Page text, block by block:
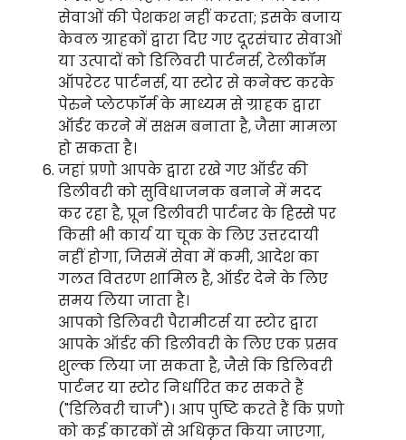
सेवाओं की पेशकश नहीं करता; इसके बजाय
केवल ग्राहकों द्वारा दिए गए दूरसंचार सेवाओं
या उत्पादों को डिलिवरी पार्टनर्स, टेलीकॉम
ऑपरेटर पार्टनर्स, या स्टोर से कनेक्ट करके
पेरुने प्लेटफॉर्म के माध्यम से ग्राहक द्वारा
ऑर्डर करने में सक्षम बनाता है, जैसा मामला
हो सकता है।
जहां प्रणो आपके द्वारा रखे गए ऑर्डर की
डिलीवरी को सुविधाजनक बनाने में मदद
कर रहा है, प्रून डिलीवरी पार्टनर के हिस्से पर
किसी भी कार्य या चूक के लिए उत्तरदायी
नहीं होगा, जिसमें सेवा में कमी, आदेश का
गलत वितरण शामिल है, ऑर्डर देने के लिए
समय लिया जाता है।
आपको डिलिवरी पैरामीटर्स या स्टोर द्वारा
आपके ऑर्डर की डिलीवरी के लिए एक प्रसव
शुल्क लिया जा सकता है, जैसे कि डिलिवरी
पार्टनर या स्टोर निर्धारित कर सकते हैं
("डिलिवरी चार्ज")। आप पुष्टि करते हैं कि प्रणो
को कई कारकों से अधिकृत किया जाएगा,